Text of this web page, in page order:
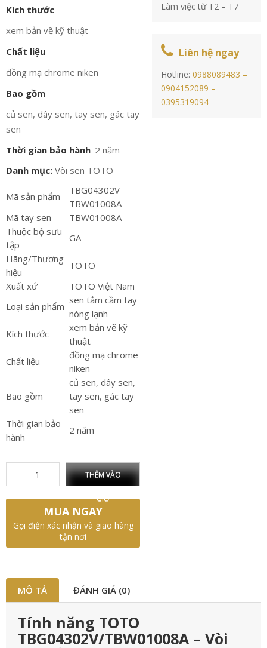
Kích thước
xem bản vẽ kỹ thuật
Chất liệu
đồng mạ chrome niken
Bao gồm
củ sen, dây sen, tay sen, gác tay
sen
Thời gian bảo hành 2 năm
Danh mục: Vòi sen TOTO
Mã sản phẩm
TBG04302V
TBW01008A
Mã tay sen
TBW01008A
Thuộc bộ sưu
tập
GA
Hãng/Thương
hiệu
TOTO
Xuất xứ
TOTO Việt Nam
Loại sản phẩm
sen tắm cầm tay
nóng lạnh
Kích thước
xem bản vẽ kỹ
thuật
Chất liệu
đồng mạ chrome
niken
Bao gồm
củ sen, dây sen,
tay sen, gác tay
sen
Thời gian bảo
hành
2 năm
THÊM VÀO
GIỎ
MUA NGAY
Gọi điện xác nhận và giao hàng
tận nơi
Làm việc từ T2 – T7
Liên hệ ngay
Hotline:0988089483 –
0904152089 –
0395319094
MÔ TẢ ĐÁNH GIÁ (0)
Tính năng TOTO
TBG04302V/TBW01008A – Vòi